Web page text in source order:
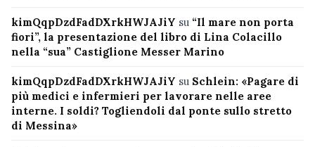
kimQqpDzdFadDXrkHWJAJiY su “Il mare non porta
fiori”, la presentazione del libro di Lina Colacillo
nella “sua” Castiglione Messer Marino
kimQqpDzdFadDXrkHWJAJiY su Schlein: «Pagare di
più medici e infermieri per lavorare nelle aree
interne. I soldi? Togliendoli dal ponte sullo stretto
di Messina»